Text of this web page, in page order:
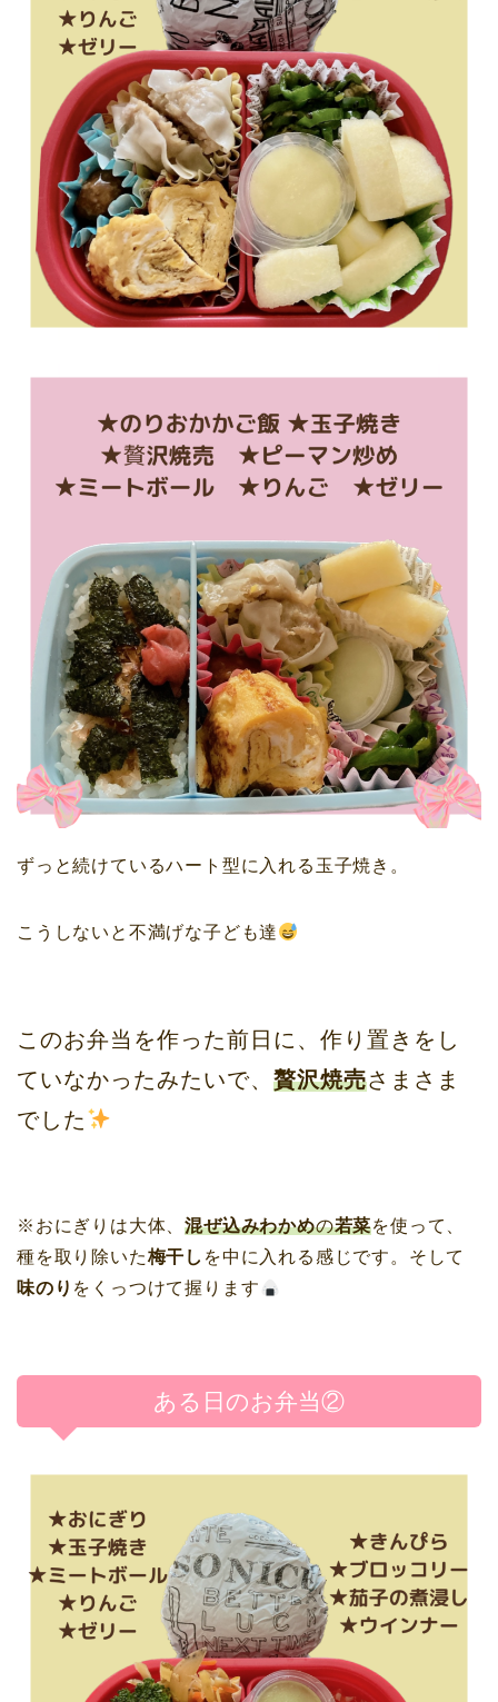
ずっと続けているハート型に入れる玉子焼き。
こうしないと不満げな子ども達
このお弁当を作った前日に、作り置きをし
ていなかったみたいで、 贅沢焼売さまさま
でした
※おにぎりは大体、混ぜ込みわかめの若菜を使って、
種を取り除いた梅干し を中に入れる感じです。そして
味のり をくっつけて握ります
ある日のお弁当②